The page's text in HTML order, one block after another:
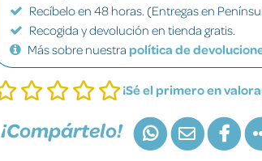
Recíbelo en 48 horas. (Entregas en
Recogida y devolución en tienda gratis.
Más sobre nuestra política de
¡Sé el primero en
¡Compártelo!